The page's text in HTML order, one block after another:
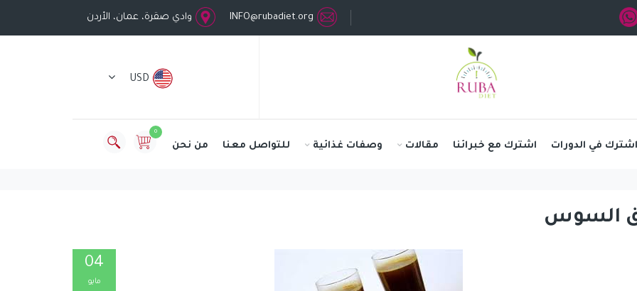
INFO@rubadiet.org وادي صقرة، عمان، الأردن
USD
0
اشترك في الدورات اشترك مع خبرائنا مقالات وصفات غذائية للتواصل معنا من نحن
السوس
04
مايو